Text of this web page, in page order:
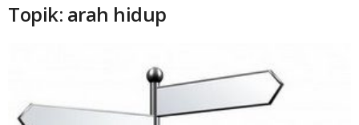
Topik: arah hidup